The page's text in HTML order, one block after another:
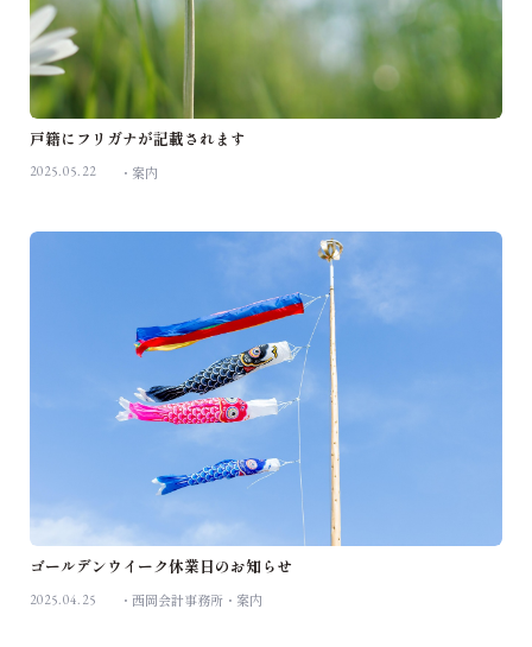
戸籍にフリガナが記載されます
2025.05.22 案内
ゴールデンウイーク休業日のお知らせ
2025.04.25 西岡会計事務所 案内